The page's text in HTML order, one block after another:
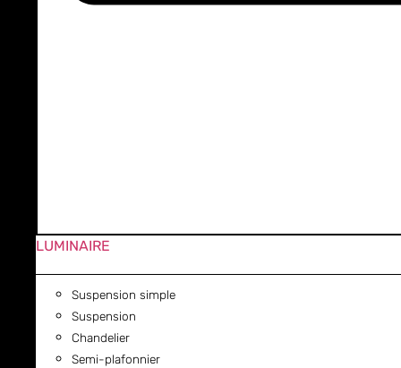
LUMINAIRE
Suspension simple
Suspension
Chandelier
Semi-plafonnier